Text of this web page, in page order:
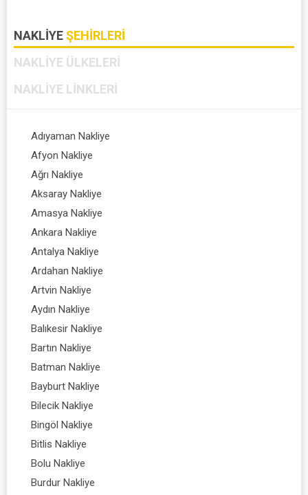
NAKLIYEŞEHIRLERI
NAKLIYE ÜLKELERI
NAKLIYE LINKLERI
Adıyaman Nakliye
Afyon Nakliye
Ağrı Nakliye
Aksaray Nakliye
Amasya Nakliye
Ankara Nakliye
Antalya Nakliye
Ardahan Nakliye
Artvin Nakliye
Aydın Nakliye
Balıkesir Nakliye
Bartın Nakliye
Batman Nakliye
Bayburt Nakliye
Bilecik Nakliye
Bingöl Nakliye
Bitlis Nakliye
Bolu Nakliye
Burdur Nakliye